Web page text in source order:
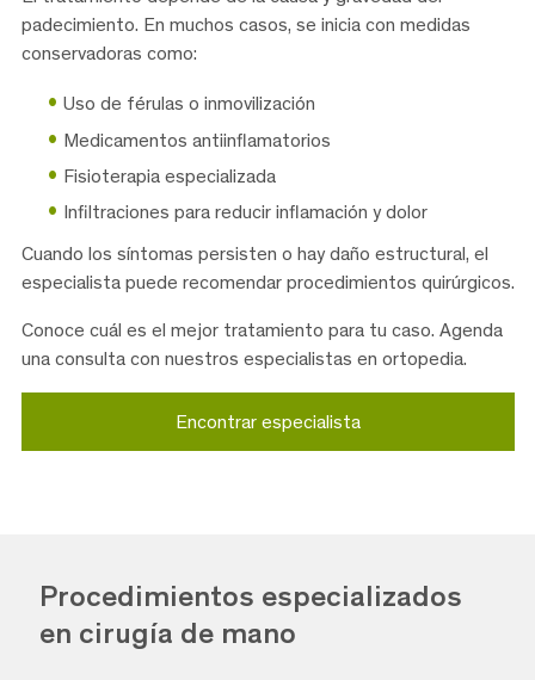
padecimiento. En muchos casos, se inicia con medidas
conservadoras como:
Uso de férulas o inmovilización
Medicamentos antiinflamatorios
Fisioterapia especializada
Infiltraciones para reducir inflamación y dolor
Cuando los síntomas persisten o hay daño estructural, el
especialista puede recomendar procedimientos quirúrgicos.
Conoce cuál es el mejor tratamiento para tu caso. Agenda
una consulta con nuestros especialistas en ortopedia.
Encontrar especialista
Procedimientos especializados
en cirugía de mano